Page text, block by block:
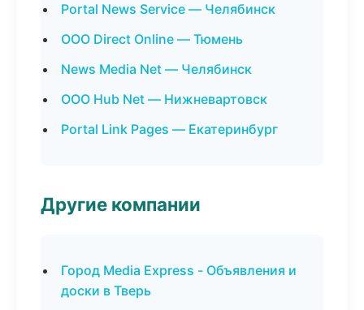
Portal News Service — Челябинск
ООО Direct Online — Тюмень
News Media Net — Челябинск
ООО Hub Net — Нижневартовск
Portal Link Pages — Екатеринбург
Другие компании
Город Media Express - Объявления и
доски в Тверь